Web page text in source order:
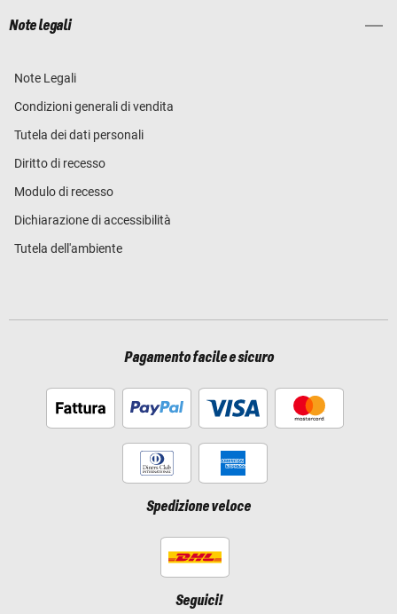
Note legali
Note Legali
Condizioni generali di vendita
Tutela dei dati personali
Diritto di recesso
Modulo di recesso
Dichiarazione di accessibilità
Tutela dell'ambiente
Pagamento facile e sicuro
Spedizione veloce
Seguici!